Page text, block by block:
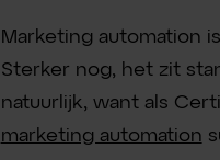
Marketing automation
Sterker nog, het zit
natuurlijk, want als
marketing automation